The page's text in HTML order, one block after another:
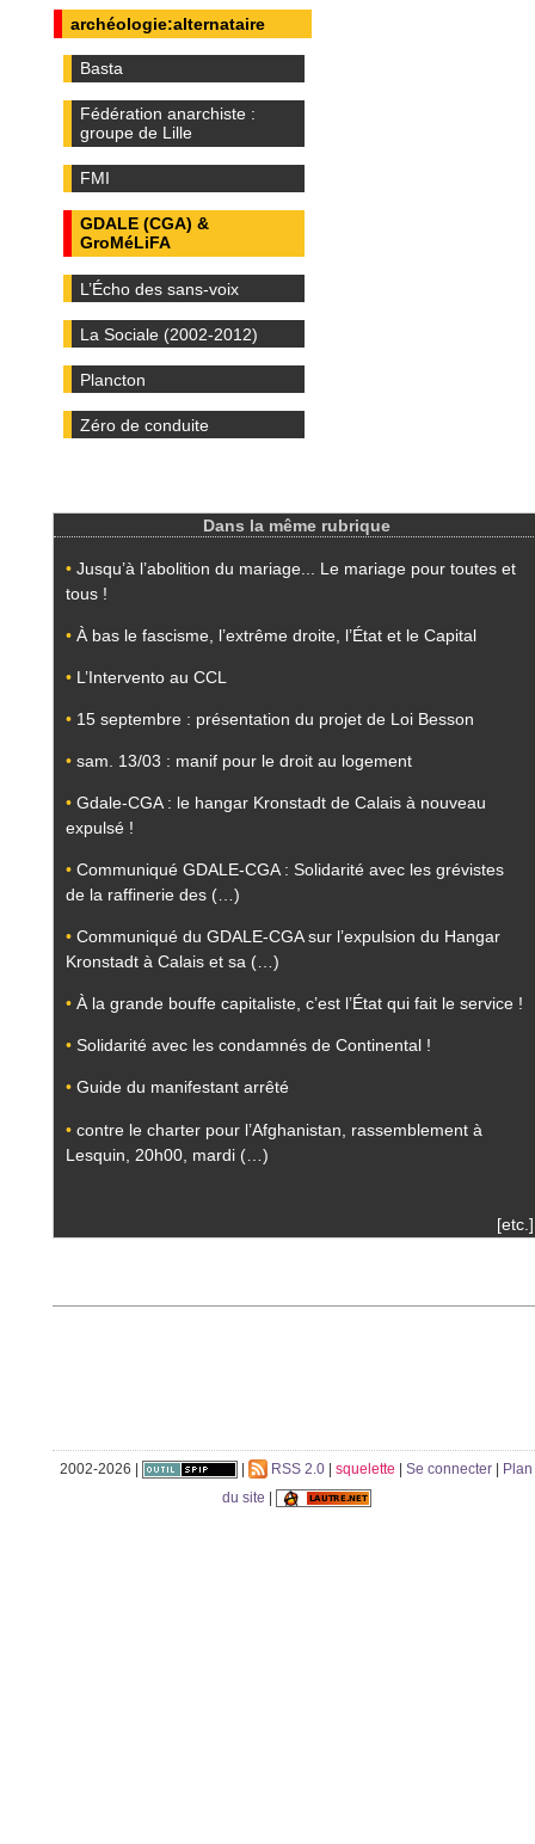
archéologie:alternataire
Basta
Fédération anarchiste :
groupe de Lille
FMI
GDALE (CGA) &
GroMéLiFA
L’Écho des sans-voix
La Sociale (2002-2012)
Plancton
Zéro de conduite
Dans la même rubrique
• Jusqu’à l’abolition du mariage... Le mariage pour toutes et
tous !
• À bas le fascisme, l’extrême droite, l’État et le Capital
• L’Intervento au CCL
• 15 septembre : présentation du projet de Loi Besson
• sam. 13/03 : manif pour le droit au logement
• Gdale-CGA : le hangar Kronstadt de Calais à nouveau
expulsé !
• Communiqué GDALE-CGA : Solidarité avec les grévistes
de la raffinerie des (…)
• Communiqué du GDALE-CGA sur l’expulsion du Hangar
Kronstadt à Calais et sa (…)
• À la grande bouffe capitaliste, c’est l’État qui fait le service !
• Solidarité avec les condamnés de Continental !
• Guide du manifestant arrêté
• contre le charter pour l’Afghanistan, rassemblement à
Lesquin, 20h00, mardi (…)
[etc.]
2002-2026 | | RSS 2.0 | squelette | Se connecter | Plan
du site |